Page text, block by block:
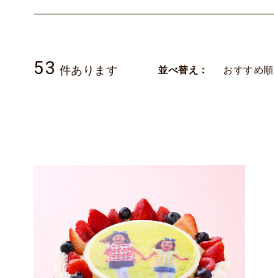
53 件あります 並べ替え： おすすめ順